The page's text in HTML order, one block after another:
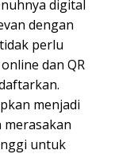
digital
dengan
perlu
dan QR
menjadi
untuk